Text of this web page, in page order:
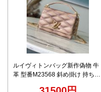
ルイヴィトンバッグ新作偽物 牛
革 型番M23568 斜め掛け 持ちバ